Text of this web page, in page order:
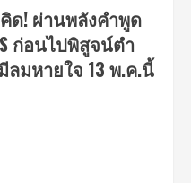
ด! ผ่านพลังคำพูด
ก่อนไปพิสูจน์ตำ
มหายใจ 13 พ.ค.นี้